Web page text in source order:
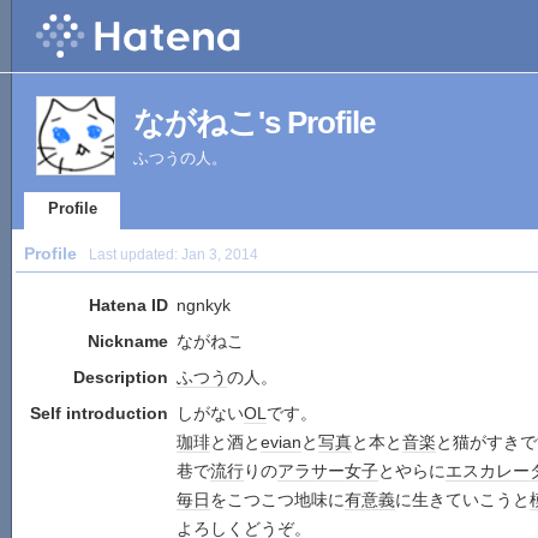
ながねこ's Profile
ふつうの人。
Profile
Profile Last updated: Jan 3, 2014
Hatena ID ngnkyk
Nickname ながねこ
Description ふつうの人。
Self introduction
しがないOLです。
珈琲と酒とevianと写真と本と音楽と猫がすき
巷で流行りのアラサー女子とやらにエスカレー
毎日をこつこつ地味に有意義に生きていこうと
よろしくどうぞ。